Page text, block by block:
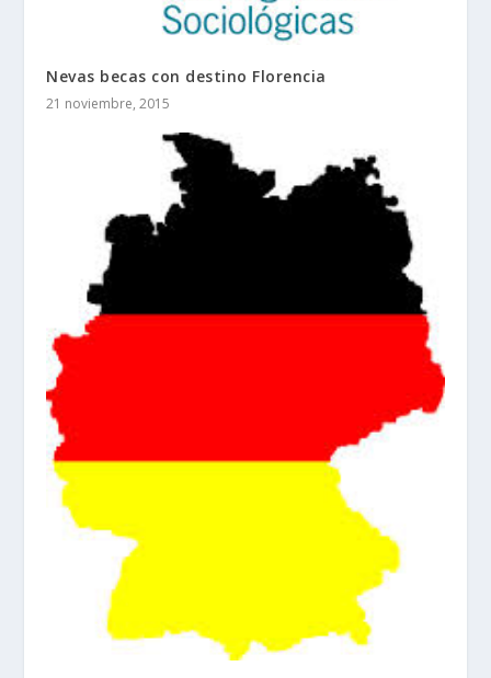
Nevas becas con destino Florencia
21 noviembre, 2015